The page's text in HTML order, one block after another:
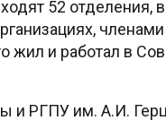
52 отделения,
жил и работал в
РГПУ им. А.И.